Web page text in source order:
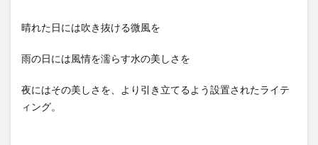
晴れた日には吹き抜ける微風を
雨の日には風情を濡らす水の美しさを
夜にはその美しさを、より引き立てるよう設置されたライテ
ィング。